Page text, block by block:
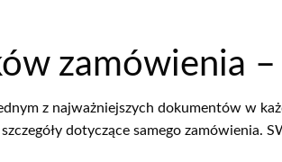
zamówienia
z najważniejszych dokumentów w
dotyczące samego zamówienia.